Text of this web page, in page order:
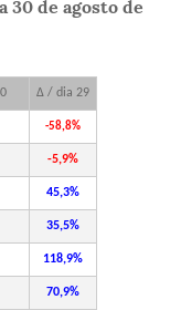
30 de agosto de
Δ / dia 29
-58,8%
-5,9%
45,3%
35,5%
118,9%
70,9%